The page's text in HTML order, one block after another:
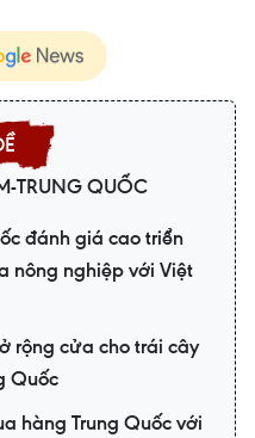
TRUNG QUỐC
đánh giá cao triển
nông nghiệp với Việt
rộng cửa cho trái cây
Quốc
hàng Trung Quốc với